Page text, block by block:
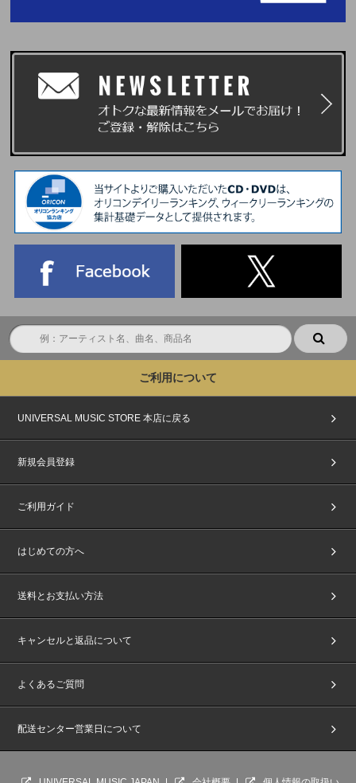
ご利用について
UNIVERSAL MUSIC STORE 本店に戻る
新規会員登録
ご利用ガイド
はじめての方へ
送料とお支払い方法
キャンセルと返品について
よくあるご質問
配送センター営業日について